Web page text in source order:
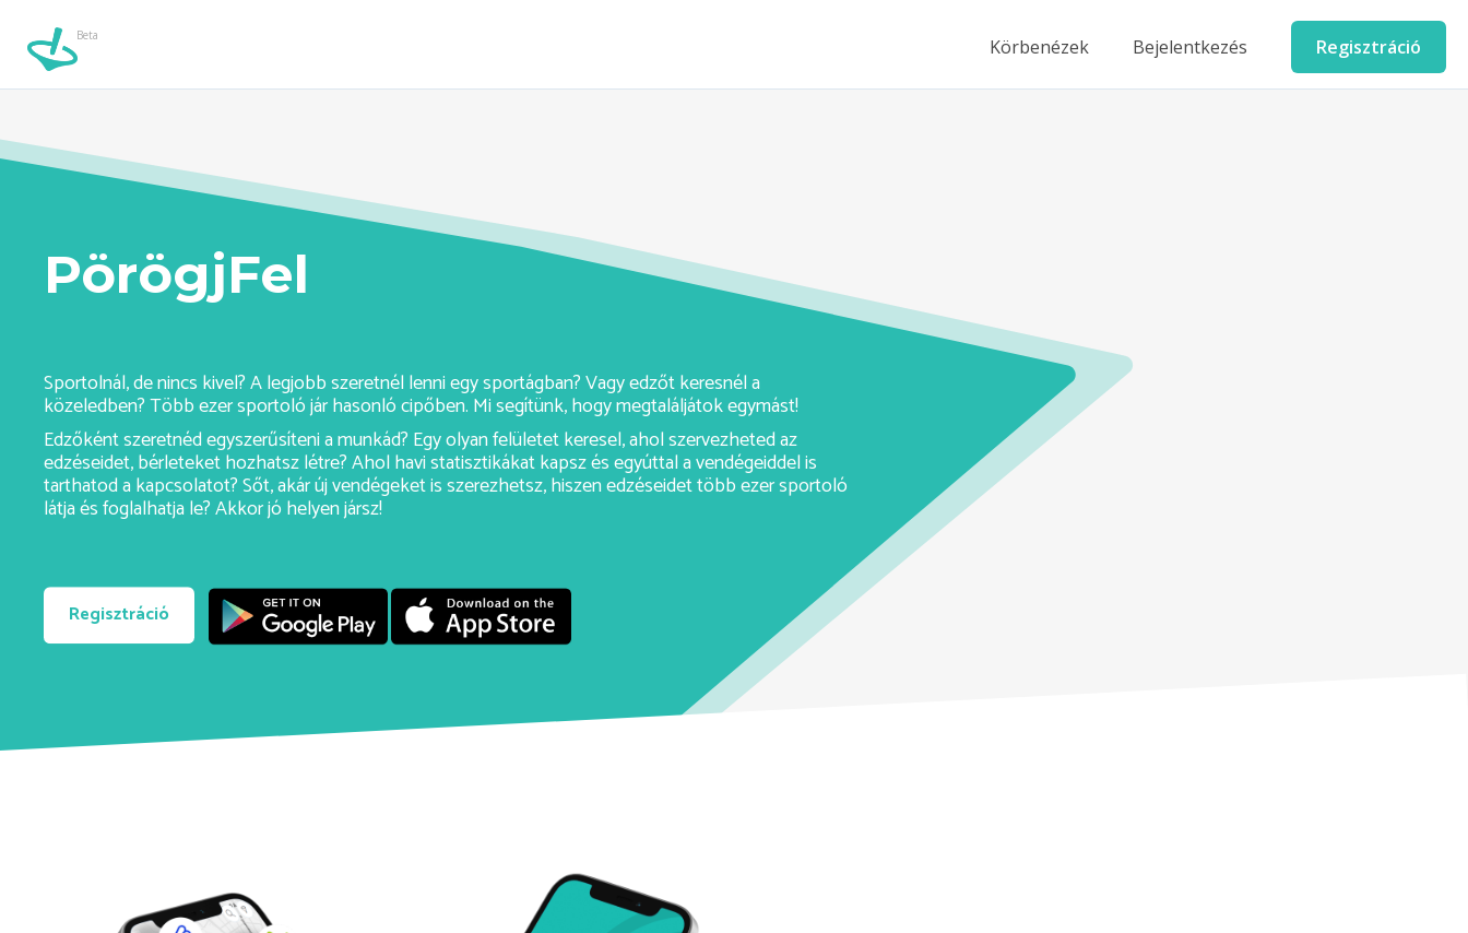
Beta Körbenézek Bejelentkezés Regisztráció
karate-verseny-ashburn//
PörögjFel
Sportolnál, de nincs kivel? A legjobb szeretnél lenni egy sportágban? Vagy edzőt keresnél a
közeledben? Több ezer sportoló jár hasonló cipőben. Mi segítünk, hogy megtaláljátok egymást!
Edzőként szeretnéd egyszerűsíteni a munkád? Egy olyan felületet keresel, ahol szervezheted az
edzéseidet, bérleteket hozhatsz létre? Ahol havi statisztikákat kapsz és egyúttal a vendégeiddel is
tarthatod a kapcsolatot? Sőt, akár új vendégeket is szerezhetsz, hiszen edzéseidet több ezer sportoló
látja és foglalhatja le? Akkor jó helyen jársz!
Regisztráció